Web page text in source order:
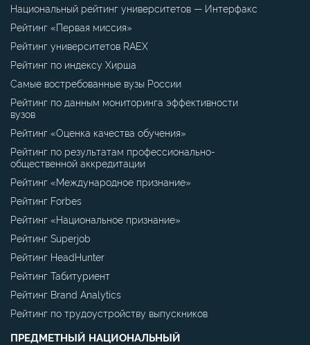
Национальный рейтинг университетов — Интерфакс
Рейтинг «Первая миссия»
Рейтинг университетов RAEX
Рейтинг по индексу Хирша
Самые востребованные вузы России
Рейтинг по данным мониторинга эффективности
вузов
Рейтинг «Оценка качества обучения»
Рейтинг по результатам профессионально-
общественной аккредитации
Рейтинг «Международное признание»
Рейтинг Forbes
Рейтинг «Национальное признание»
Рейтинг Superjob
Рейтинг HeadHunter
Рейтинг Табитуриент
Рейтинг Brand Analytics
Рейтинг по трудоустройству выпускников
ПРЕДМЕТНЫЙ НАЦИОНАЛЬНЫЙ